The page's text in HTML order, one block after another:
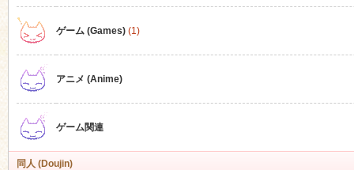
ゲーム (Games)(1)
アニメ (Anime)
ゲーム関連
同人 (Doujin)